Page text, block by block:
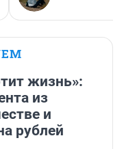
жизнь»:
из
и
рублей